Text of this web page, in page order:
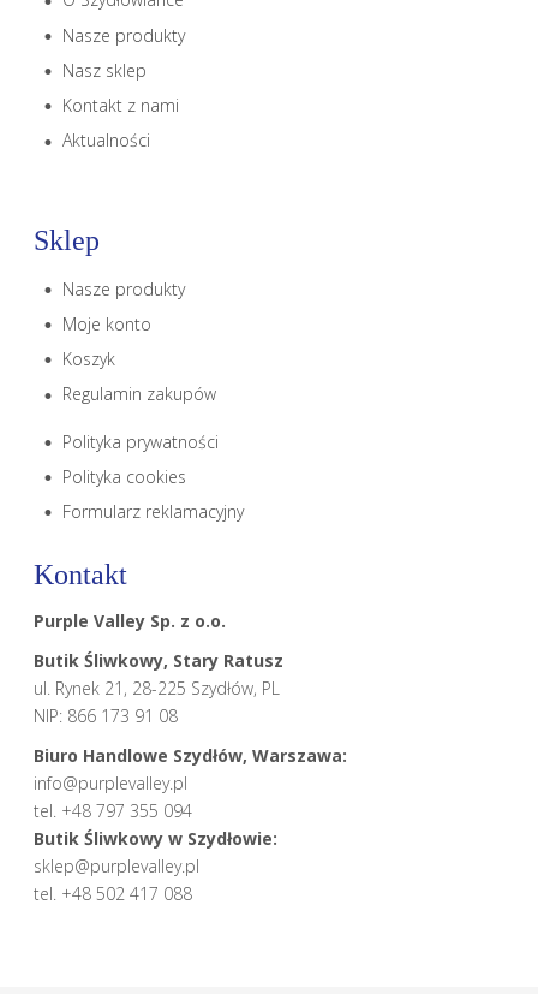
Nasze produkty
Nasz sklep
Kontakt z nami
Aktualności
Sklep
Nasze produkty
Moje konto
Koszyk
Regulamin zakupów
Polityka prywatności
Polityka cookies
Formularz reklamacyjny
Kontakt
Purple Valley Sp. z o.o.
Butik Śliwkowy, Stary Ratusz
ul. Rynek 21, 28-225 Szydłów, PL
NIP: 866 173 91 08
Biuro Handlowe Szydłów, Warszawa:
info@purplevalley.pl
tel. +48 797 355 094
Butik Śliwkowy w Szydłowie:
sklep@purplevalley.pl
tel. +48 502 417 088